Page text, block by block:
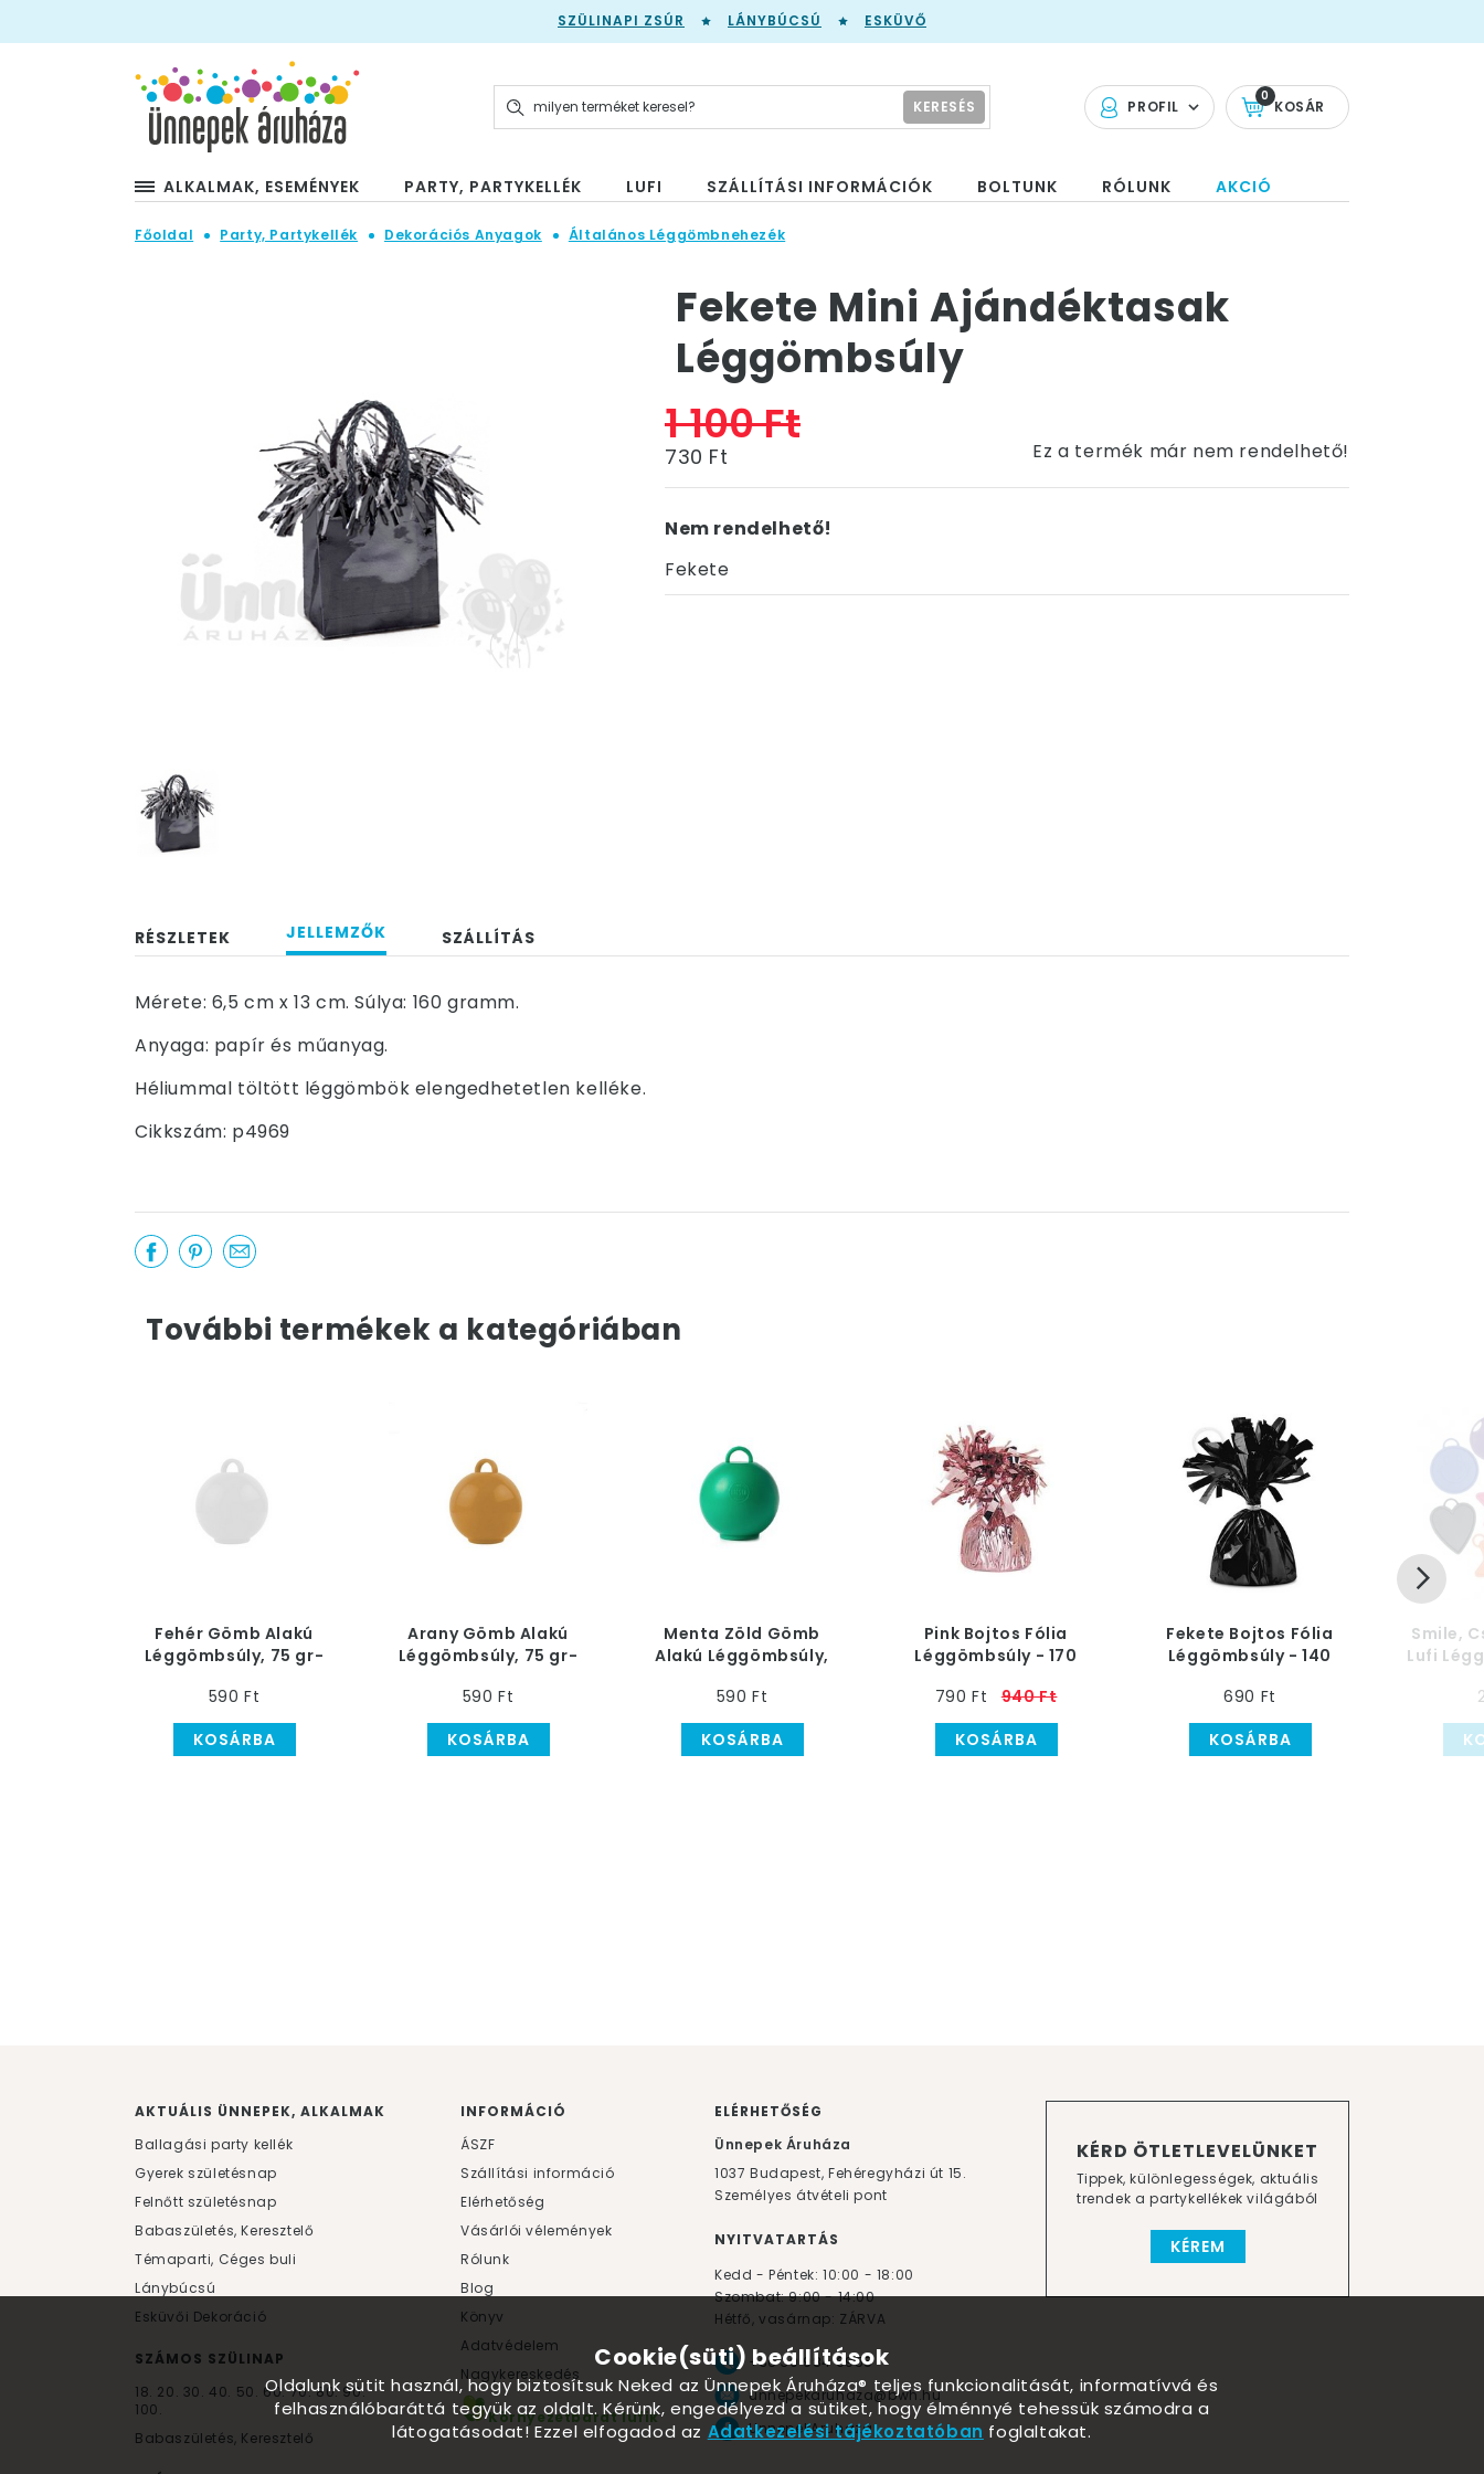
SZÜLINAPI ZSÚR LÁNYBÚCSÚ ESKÜVŐ
PROFIL KOSÁR
0
KERESÉS
ALKALMAK, ESEMÉNYEK PARTY, PARTYKELLÉK LUFI SZÁLLÍTÁSI INFORMÁCIÓK BOLTUNK RÓLUNK AKCIÓ
Főoldal Party, Partykellék Dekorációs Anyagok Általános Léggömbnehezék
Fekete Mini Ajándéktasak
Léggömbsúly
1 100 Ft
730 Ft Ez a termék már nem rendelhető!
Nem rendelhető!
Fekete
RÉSZLETEK JELLEMZŐK SZÁLLÍTÁS
Mérete: 6,5 cm x 13 cm. Súlya: 160 gramm.
Anyaga: papír és műanyag.
Héliummal töltött léggömbök elengedhetetlen kelléke.
Cikkszám: p4969
További termékek a kategóriában
Fehér Gömb Alakú
Léggömbsúly, 75 gr-
590 Ft
KOSÁRBA
Arany Gömb Alakú
Léggömbsúly, 75 gr-
590 Ft
KOSÁRBA
Menta Zöld Gömb
Alakú Léggömbsúly,
590 Ft
KOSÁRBA
Pink Bojtos Fólia
Léggömbsúly - 170
790 Ft
940 Ft
KOSÁRBA
Fekete Bojtos Fólia
Léggömbsúly - 140
690 Ft
KOSÁRBA
Smile,
Lufi
KÉRD ÖTLETLEVELÜNKET
Tippek, különlegességek, aktuális
trendek a partykellékek világából
KÉREM
AKTUÁLIS ÜNNEPEK, ALKALMAK
Ballagási party kellék
Gyerek születésnap
Felnőtt születésnap
Babaszületés, Keresztelő
Témaparti, Céges buli
Lánybúcsú
Esküvői Dekoráció
SZÁMOS SZÜLINAP
18. 20. 30. 40. 50. 60.70.80.90.
100.
Babaszületés, Keresztelő
INFORMÁCIÓ
ÁSZF
Szállítási információ
Elérhetőség
Vásárlói vélemények
Rólunk
Blog
Könyv
Adatvédelem
Nagykereskedés
Környezetbarát lufik
ELÉRHETŐSÉG
Ünnepek Áruháza
1037 Budapest, Fehéregyházi út 15.
Személyes átvételi pont
NYITVATARTÁS
Kedd - Péntek: 10:00 - 18:00
Szombat: 9:00 - 14:00
Hétfő, vasárnap: ZÁRVA
+36 30 984 6955
unnepekaruhaza@bwh.hu
UnnepekAruhaza
Cookie(süti) beállítások
Oldalunk sütit használ, hogy biztosítsuk Neked az Ünnepek Áruháza® teljes funkcionalitását, informatívvá és
felhasználóbaráttá tegyük az oldalt. Kérünk, engedélyezd a sütiket, hogy élménnyé tehessük számodra a
látogatásodat! Ezzel elfogadod az Adatkezelési tájékoztatóban foglaltakat.